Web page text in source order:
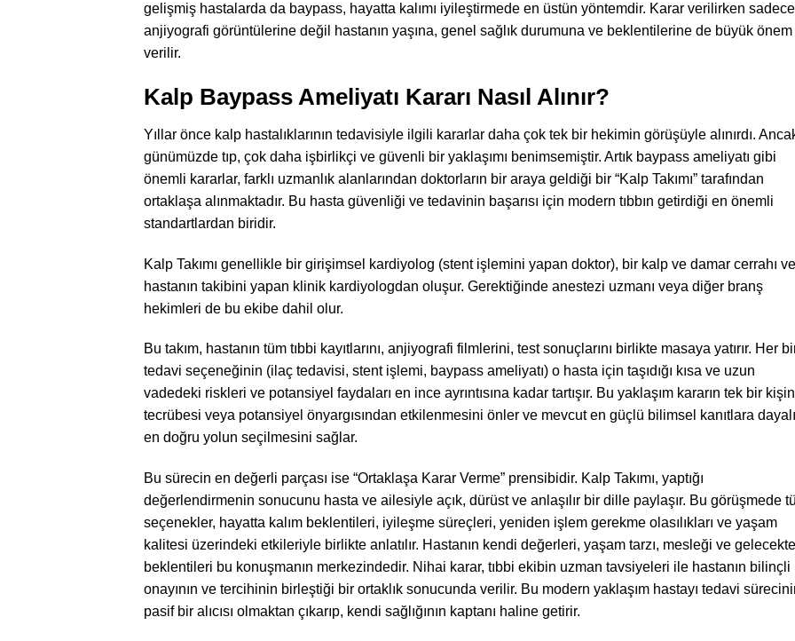
gelişmiş hastalarda da baypass, hayatta kalımı iyileştirmede en üstün yöntemdir. Karar verilirken sadece
anjiyografi görüntülerine değil hastanın yaşına, genel sağlık durumuna ve beklentilerine de büyük önem
verilir.
Kalp Baypass Ameliyatı Kararı Nasıl Alınır?
Yıllar önce kalp hastalıklarının tedavisiyle ilgili kararlar daha çok tek bir hekimin görüşüyle alınırdı.
günümüzde tıp, çok daha işbirlikçi ve güvenli bir yaklaşımı benimsemiştir. Artık baypass ameliyatı gibi
önemli kararlar, farklı uzmanlık alanlarından doktorların bir araya geldiği bir “Kalp Takımı” tarafından
ortaklaşa alınmaktadır. Bu hasta güvenliği ve tedavinin başarısı için modern tıbbın getirdiği en önemli
standartlardan biridir.
Kalp Takımı genellikle bir girişimsel kardiyolog (stent işlemini yapan doktor), bir kalp ve damar cerrahı ve
hastanın takibini yapan klinik kardiyologdan oluşur. Gerektiğinde anestezi uzmanı veya diğer branş
hekimleri de bu ekibe dahil olur.
Bu takım, hastanın tüm tıbbi kayıtlarını, anjiyografi filmlerini, test sonuçlarını birlikte masaya yatırır. Her
tedavi seçeneğinin (ilaç tedavisi, stent işlemi, baypass ameliyatı) o hasta için taşıdığı kısa ve uzun
vadedeki riskleri ve potansiyel faydaları en ince ayrıntısına kadar tartışır. Bu yaklaşım kararın tek bir
tecrübesi veya potansiyel önyargısından etkilenmesini önler ve mevcut en güçlü bilimsel kanıtlara
en doğru yolun seçilmesini sağlar.
Bu sürecin en değerli parçası ise “Ortaklaşa Karar Verme” prensibidir. Kalp Takımı, yaptığı
değerlendirmenin sonucunu hasta ve ailesiyle açık, dürüst ve anlaşılır bir dille paylaşır. Bu görüşmede
seçenekler, hayatta kalım beklentileri, iyileşme süreçleri, yeniden işlem gerekme olasılıkları ve yaşam
kalitesi üzerindeki etkileriyle birlikte anlatılır. Hastanın kendi değerleri, yaşam tarzı, mesleği ve
beklentileri bu konuşmanın merkezindedir. Nihai karar, tıbbi ekibin uzman tavsiyeleri ile hastanın bilinçli
onayının ve tercihinin birleştiği bir ortaklık sonucunda verilir. Bu modern yaklaşım hastayı tedavi
pasif bir alıcısı olmaktan çıkarıp, kendi sağlığının kaptanı haline getirir.